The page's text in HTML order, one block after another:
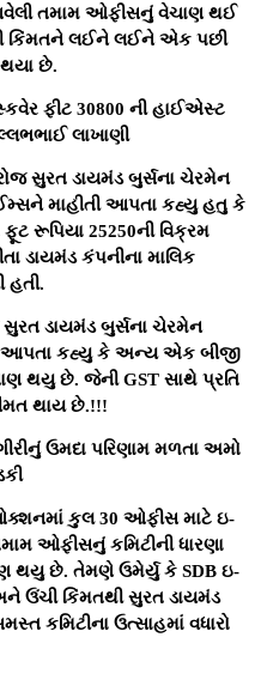
તમામ ઓફીસનું વેચાણ થઈ
લઈને લઈને એક પછી
છે.
ફીટ 30800 ની હાઈએસ્ટ
લાખાણી
સુરત ડાયમંડ બુર્સના ચેરમેન
માહીતી આપતા કહ્યુ હતુ કે
રૂપિયા 25250ની વિક્રમ
ડાયમંડ કંપનીના માલિક
હતી.
ડાયમંડ બુર્સના ચેરમેન
આપતા કહ્યુ કે અન્ય એક બીજી
થયુ છે. જેની GST સાથે પ્રતિ
થાય છે.!!!
ઉમદા પરિણામ મળતા અમો
કુલ 30 ઓફીસ માટે ઇ-
ઓફીસનું કમિટીની ધારણા
થયુ છે. તેમણે ઉમેર્યુ કે SDB ઇ-
ઉંચી કિંમતથી સુરત ડાયમંડ
કમિટીના ઉત્સાહમાં વધારો